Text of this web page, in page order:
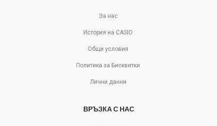
За нас
История на CASIO
Общи условия
Политика за Бисквитки
Лични данни
ВРЪЗКА С НАС